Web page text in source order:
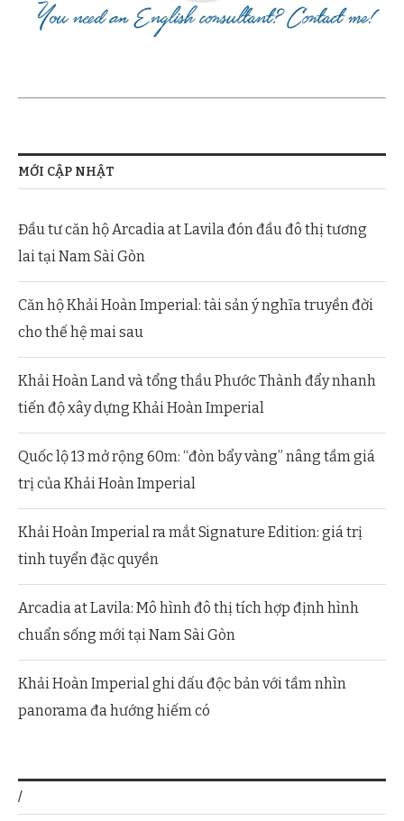
MỚI CẬP NHẬT
Đầu tư căn hộ Arcadia at Lavila đón đầu đô thị tương
lai tại Nam Sài Gòn
Căn hộ Khải Hoàn Imperial: tài sản ý nghĩa truyền đời
cho thế hệ mai sau
Khải Hoàn Land và tổng thầu Phước Thành đẩy nhanh
tiến độ xây dựng Khải Hoàn Imperial
Quốc lộ 13 mở rộng 60m: “đòn bẩy vàng” nâng tầm giá
trị của Khải Hoàn Imperial
Khải Hoàn Imperial ra mắt Signature Edition: giá trị
tinh tuyển đặc quyền
Arcadia at Lavila: Mô hình đô thị tích hợp định hình
chuẩn sống mới tại Nam Sài Gòn
Khải Hoàn Imperial ghi dấu độc bản với tầm nhìn
panorama đa hướng hiếm có
/